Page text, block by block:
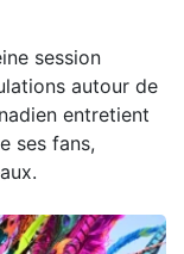
session
autour de
entretient
ses fans,